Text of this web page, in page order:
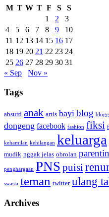
M T W T F S
S
1
2
3
4
5 6 7 8 9
10
11 12 13 14 15 16 17
18 19 20 21 22 23 24
25 26 27 28 29 30 31
« Sep
Nov »
Tags
absurd anak artis bayi blog
dongeng facebook fashion fiksi
kehamilan kehilangan keluarga
mudik nggak jelas obrolan
penghargaan PNS puisi
swasta teman twitter ulang
Archives